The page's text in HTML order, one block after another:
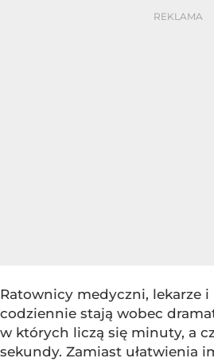
Ratownicy medyczni, lekarze
codziennie stają wobec
w których liczą się minuty, a
sekundy. Zamiast ułatwienia